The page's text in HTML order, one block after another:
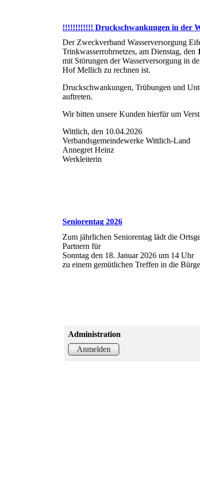
!!!!!!!!!!!! Druckschwankungen in der
Der Zweckverband Wasserversorgung
Trinkwasserrohrnetzes, am Dienstag, den
mit Störungen der Wasserversorgung in
Hof Mellich zu rechnen ist.
Druckschwankungen, Trübungen und
auftreten.
Wir bitten unsere Kunden hierfür um
Wittlich, den 10.04.2026
Verbandsgemeindewerke Wittlich-Land
Annegret Heinz
Werkleiterin
Seniorentag 2026
Zum jährlichen Seniorentag lädt die
Partnern für
Sonntag den 18. Januar 2026 um 14 Uhr
zu einem gemütlichen Treffen in die
Administration
Anmelden